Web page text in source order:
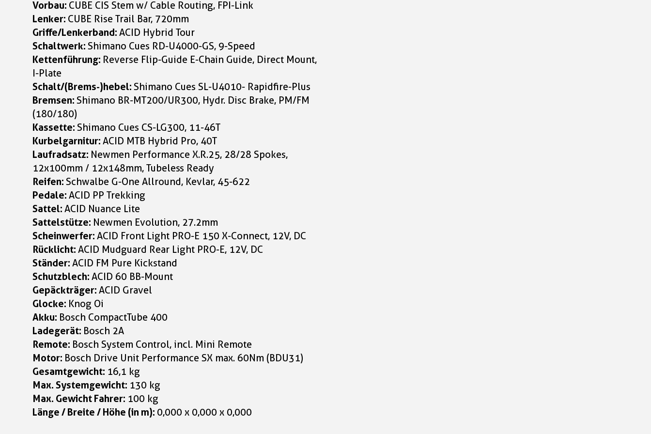
Vorbau: CUBE CIS Stem w/ Cable Routing, FPI-Link
Lenker: CUBE Rise Trail Bar, 720mm
Griffe/Lenkerband:ACID Hybrid Tour
Schaltwerk:Shimano Cues RD-U4000-GS, 9-Speed
Kettenführung: Reverse Flip-Guide E-Chain Guide, Direct Mount,
I-Plate
Schalt/(Brems-)hebel:Shimano Cues SL-U4010- Rapidfire-Plus
Bremsen:Shimano BR-MT200/UR300, Hydr. Disc Brake, PM/FM
(180/180)
Kassette:Shimano Cues CS-LG300, 11-46T
Kurbelgarnitur:ACID MTB Hybrid Pro, 40T
Laufradsatz: Newmen Performance X.R.25, 28/28 Spokes,
12x100mm / 12x148mm, Tubeless Ready
Reifen:Schwalbe G-One Allround, Kevlar, 45-622
Pedale:ACID PP Trekking
Sattel:ACID Nuance Lite
Sattelstütze: Newmen Evolution, 27.2mm
Scheinwerfer:ACID Front Light PRO-E 150 X-Connect, 12V, DC
Rücklicht:ACID Mudguard Rear Light PRO-E, 12V, DC
Ständer:ACID FM Pure Kickstand
Schutzblech:ACID 60 BB-Mount
Gepäckträger:ACID Gravel
Glocke: Knog Oi
Akku: Bosch CompactTube 400
Ladegerät: Bosch 2A
Remote: Bosch System Control, incl. Mini Remote
Motor: Bosch Drive Unit Performance SX max. 60Nm (BDU31)
Gesamtgewicht: 16,1 kg
Max. Systemgewicht: 130 kg
Max. Gewicht Fahrer: 100 kg
Länge / Breite / Höhe (in m): 0,000 x 0,000 x 0,000